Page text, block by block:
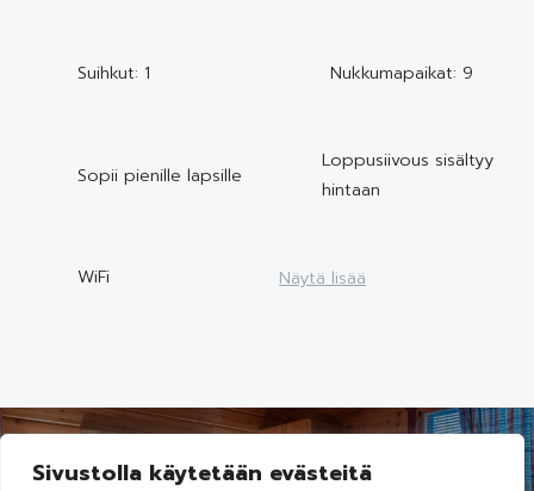
Sivustolla käytetään evästeitä
Suihkut: 1 Nukkumapaikat: 9
Sopii pienille lapsille
Loppusiivous sisältyy
hintaan
WiFi Näytä lisää